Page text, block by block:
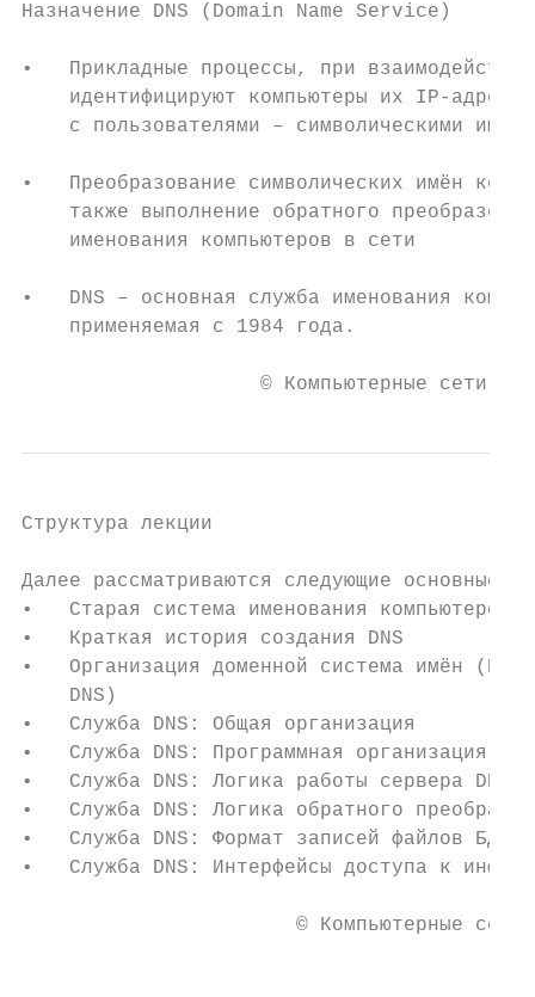
Назначение DNS (Domain Name Service)
•   Прикладные процессы, при
идентифицируют компьютеры их IP-
с пользователями – символическими
•   Преобразование символических имён
также выполнение обратного
    именования компьютеров в сети
•   DNS – основная служба именования
    применяемая с 1984 года.
© Компьютерные сети
Структура лекции
Далее рассматриваются следующие основные
•   Старая система именования компьютеров
•   Краткая история создания DNS
•   Организация доменной система имён
    DNS)
•   Служба DNS: Общая организация
•   Служба DNS: Программная организация
•   Служба DNS: Логика работы сервера DNS
•   Служба DNS: Логика обратного
•   Служба DNS: Формат записей файлов БД
•   Служба DNS: Интерфейсы доступа к
© Компьютерные сети